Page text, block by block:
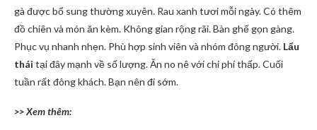
gà được bổ sung thường xuyên. Rau xanh tươi mỗi ngày. Có thêm
đồ chiên và món ăn kèm. Không gian rộng rãi. Bàn ghế gọn gàng.
Phục vụ nhanh nhẹn. Phù hợp sinh viên và nhóm đông người. Lẩu
thái tại đây mạnh về số lượng. Ăn no nê với chi phí thấp. Cuối
tuần rất đông khách. Bạn nên đi sớm.
>> Xem thêm: